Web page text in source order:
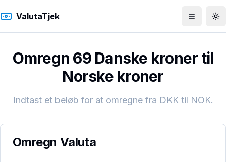
ValutaTjek Åbn menu
Omregn 69 Danske kroner til
Norske kroner
Indtast et beløb for at omregne fra DKKtil NOK.
Omregn Valuta